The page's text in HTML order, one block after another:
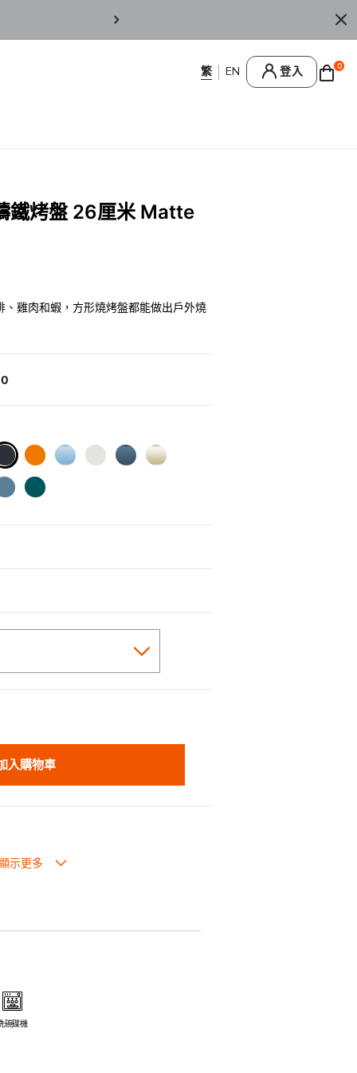
登 記 成 為 官 網 會 員，登 入 使 用 迎
登入 0
鐵烤盤 26厘米 Matte
雞肉和蝦，方形燒烤盤都能做出戶外燒
selected
入購物車
熱點。
爐或焗爐（微波爐除外）。
碗碟機